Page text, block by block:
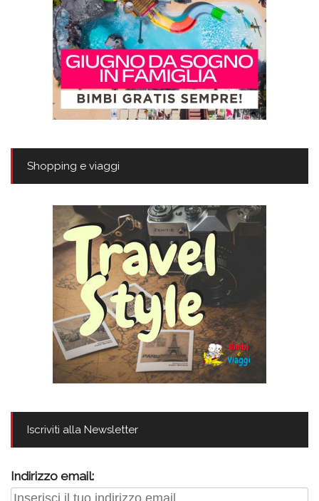
Shopping e viaggi
Iscriviti alla Newsletter
Indirizzo email: